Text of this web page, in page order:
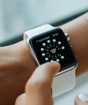
Vergleichsrechner
Tarifrechner
Datentarife